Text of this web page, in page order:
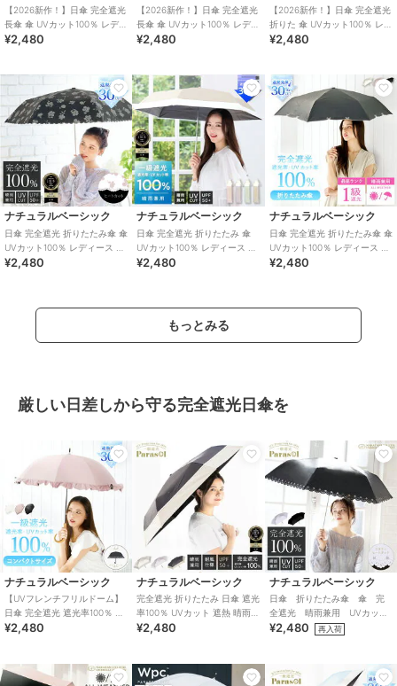
【2026新作！】日傘 完全遮光
長傘 傘 UVカット100％ レディ
ース リボン 耐風仕様 撥水
¥2,480
【2026新作！】日傘 完全遮光
長傘 傘 UVカット100％ レディ
¥2,480
【2026新作！】日傘 完全遮光
折りた 傘 UVカット100％ レデ
ィース リボン 耐風仕様 撥水
¥2,480
ナチュラルベーシック
日傘 完全遮光 折りたたみ傘 傘
UVカット100％ レディース 花
柄 耐風仕様 撥水
¥2,480
ナチュラルベーシック
日傘 完全遮光 折りたたみ 傘
UVカット100％ レディース バ
イカラー 耐風仕様 撥水
¥2,480
ナチュラルベーシック
日傘 完全遮光 折りたたみ傘 傘
UVカット100％ レディース 花
柄 耐風仕様 撥水
¥2,480
もっとみる
厳しい日差しから守る完全遮光日傘を
ナチュラルベーシック
【UVフレンチフリルドーム】
日傘 完全遮光 遮光率100％ UV
カット 遮熱 ドーム型 軽量
¥2,480
ナチュラルベーシック
完全遮光 折りたたみ 日傘 遮光
率100％ UVカット 遮熱 晴雨兼
用 バイカラー トライカラー
¥2,480
ナチュラルベーシック
日傘 折りたたみ傘 傘 完
全遮光 晴雨兼用 UVカット
100％ レディース 花柄 フ
¥2,480 再入荷